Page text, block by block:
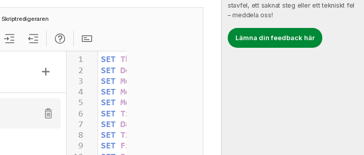
stavfel, ett saknat steg eller ett tekniskt fel
– meddela oss!
Lämna din feedback här
Skriptredigeraren